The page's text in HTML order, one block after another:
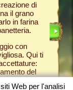
di
il grano
in farina
con
Qui ti
del
ti
che
gran
creato
My
gioco
Web per l'analisi